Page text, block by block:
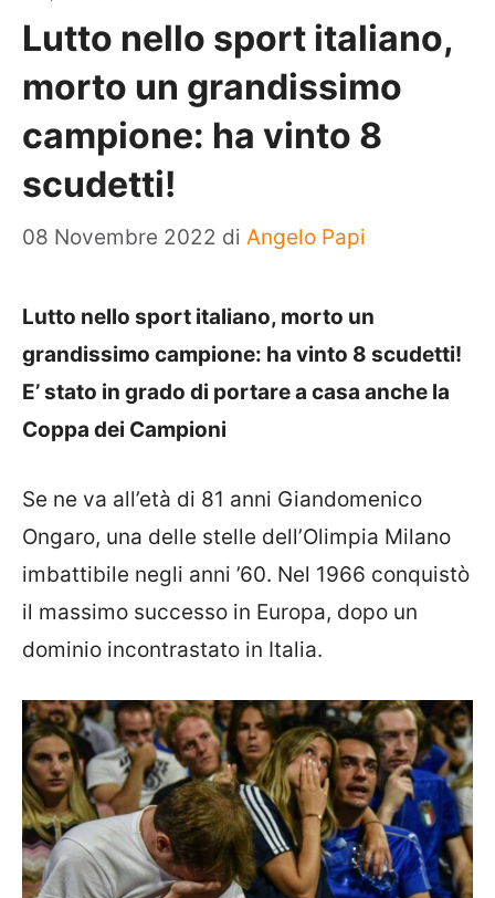
Lutto nello sport italiano,
morto un grandissimo
campione: ha vinto 8
scudetti!
08 Novembre 2022 di Angelo Papi
Lutto nello sport italiano, morto un
grandissimo campione: ha vinto 8 scudetti!
E’ stato in grado di portare a casa anche la
Coppa dei Campioni
Se ne va all’età di 81 anni Giandomenico
Ongaro, una delle stelle dell’Olimpia Milano
imbattibile negli anni ’60. Nel 1966 conquistò
il massimo successo in Europa, dopo un
dominio incontrastato in Italia.